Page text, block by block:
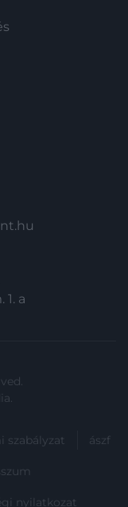
1. a
.
szabályzat ászf
nyilatkozat